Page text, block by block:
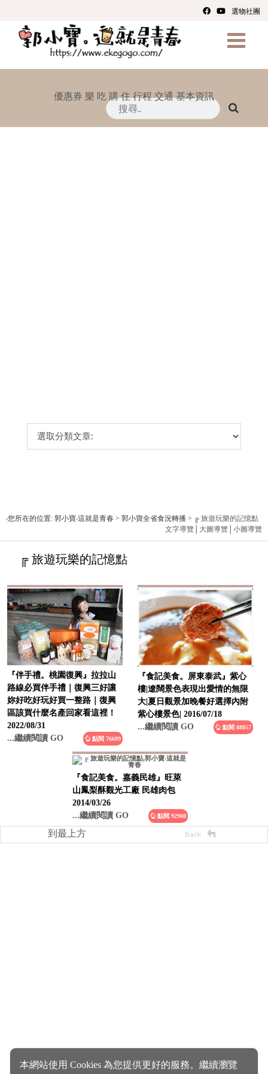
本網站使用 Cookies 為您提供更好的服務。繼續瀏覽
選物社團
優惠券 樂 吃 購 住 行程 交通 基本資訊
‧您所在的位置: 郭小寶‧這就是青春 > 郭小寶全省食況轉播 > ╔ 旅遊玩樂的記憶點
文字導覽
大圖導覽 小圖導覽
╔ 旅遊玩樂的記憶點
『伴手禮。桃園復興』拉拉山
路線必買伴手禮｜復興三好讓
妳好吃好玩好買一整路｜復興
區該買什麼名產回家看這裡！
2022/08/31
...繼續閱讀 GO
點閱 76689
『食記美食。屏東泰武』紫心
樓|遼闊景色表現出愛情的無限
大|夏日觀景加晚餐好選擇內附
紫心樓景色| 2016/07/18
...繼續閱讀 GO
點閱 88857
『食記美食。嘉義民雄』旺萊
山鳳梨酥觀光工廠 民雄肉包
2014/03/26
...繼續閱讀 GO
點閱 92908
到最上方